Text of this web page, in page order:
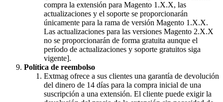
compra la extensión para Magento 1.X.X, las
actualizaciones y el soporte se proporcionarán
únicamente para la rama de versión Magento 1.X.X.
Las actualizaciones para las versiones Magento 2.X.X
no se proporcionarán de forma gratuita aunque el
período de actualizaciones y soporte gratuitos siga
vigente].
Política de reembolso
Extmag ofrece a sus clientes una garantía de devolución
del dinero de 14 días para la compra inicial de una
suscripción a una extensión. El cliente puede exigir la